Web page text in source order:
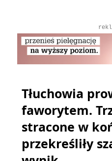
Tłuchowia
faworytem.
stracone w
przekreśliły